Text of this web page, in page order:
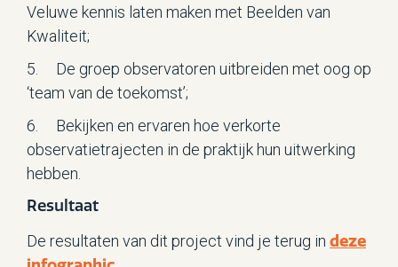
Veluwe kennis laten maken met Beelden van
Kwaliteit;
5. De groep observatoren uitbreiden met oog op
‘team van de toekomst’;
6. Bekijken en ervaren hoe verkorte
observatietrajecten in de praktijk hun uitwerking
hebben.
Resultaat
De resultaten van dit project vind je terug in deze